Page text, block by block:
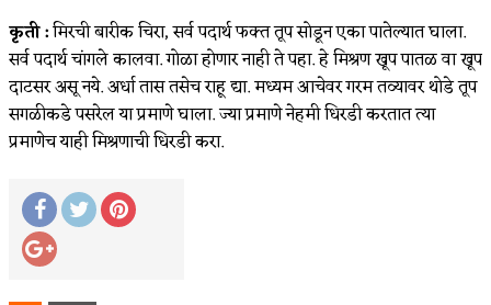
कृती :मिरची बारीक चिरा, सर्व पदार्थ फक्त तूप सोडून एका पातेल्यात घाला.
सर्व पदार्थ चांगले कालवा. गोळा होणार नाही ते पहा. हे मिश्रण खूप पातळ वा खूप
दाटसर असू नये. अर्धा तास तसेच राहू द्या. मध्यम आचेवर गरम तव्यावर थोडे तूप
सगळीकडे पसरेल या प्रमाणे घाला. ज्या प्रमाणे नेहमी धिरडी करतात त्या
प्रमाणेच याही मिश्रणाची धिरडी करा.